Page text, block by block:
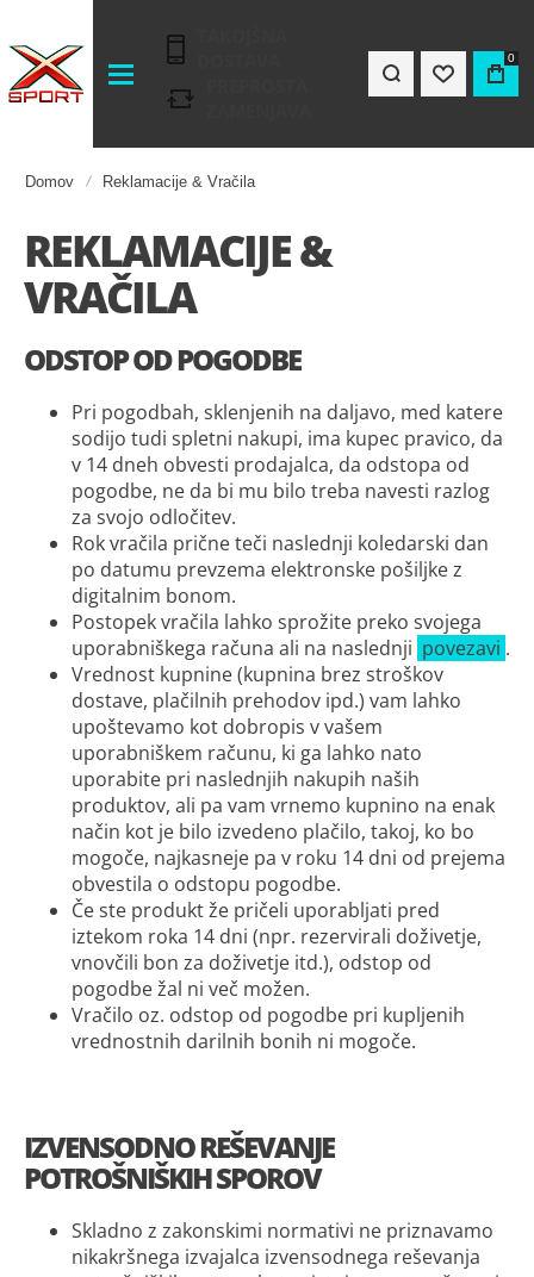
0
Domov Reklamacije & Vračila
REKLAMACIJE &
VRAČILA
ODSTOP OD POGODBE
Pri pogodbah, sklenjenih na daljavo, med katere
sodijo tudi spletni nakupi, ima kupec pravico, da
v 14 dneh obvesti prodajalca, da odstopa od
pogodbe, ne da bi mu bilo treba navesti razlog
za svojo odločitev.
Rok vračila prične teči naslednji koledarski dan
po datumu prevzema elektronske pošiljke z
digitalnim bonom.
Postopek vračila lahko sprožite preko svojega
uporabniškega računa ali na naslednji povezavi .
Vrednost kupnine (kupnina brez stroškov
dostave, plačilnih prehodov ipd.) vam lahko
upoštevamo kot dobropis v vašem
uporabniškem računu, ki ga lahko nato
uporabite pri naslednjih nakupih naših
produktov, ali pa vam vrnemo kupnino na enak
način kot je bilo izvedeno plačilo, takoj, ko bo
mogoče, najkasneje pa v roku 14 dni od prejema
obvestila o odstopu pogodbe.
Če ste produkt že pričeli uporabljati pred
iztekom roka 14 dni (npr. rezervirali doživetje,
vnovčili bon za doživetje itd.), odstop od
pogodbe žal ni več možen.
Vračilo oz. odstop od pogodbe pri kupljenih
vrednostnih darilnih bonih ni mogoče.
IZVENSODNO REŠEVANJE
POTROŠNIŠKIH SPOROV
Skladno z zakonskimi normativi ne priznavamo
nikakršnega izvajalca izvensodnega reševanja